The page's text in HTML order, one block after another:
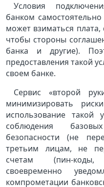
Условия
банком
может взиматься
чтобы стороны
банка и другие).
предоставления такой
своем банке.
Сервис «второй
минимизировать
использование такой
соблюдения
безопасности (не
третьим лицам, не
счетам (пин-
своевременно
компрометации